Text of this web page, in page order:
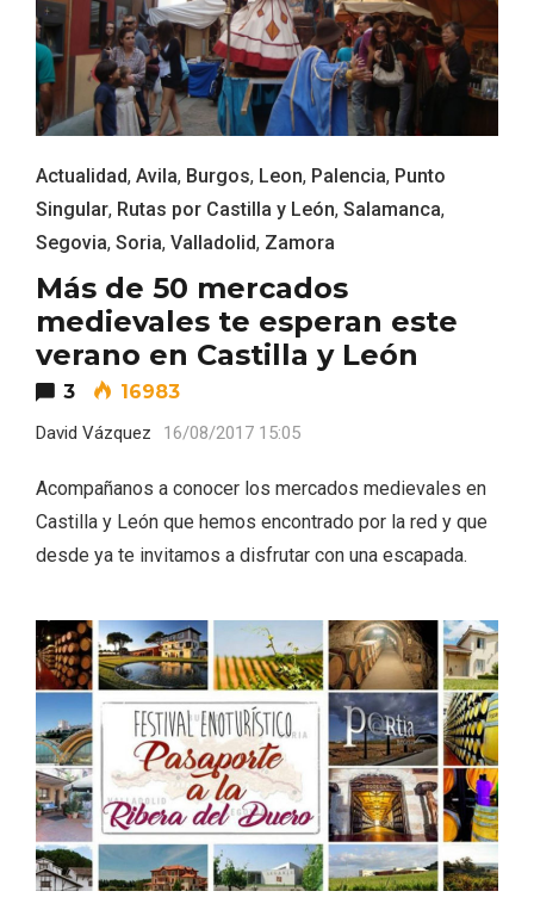
Actualidad, Avila, Burgos, Leon, Palencia, Punto
Singular, Rutas por Castilla y León, Salamanca,
Segovia, Soria, Valladolid, Zamora
Más de 50 mercados
medievales te esperan este
verano en Castilla y León
3 16983
David Vázquez 16/08/2017 15:05
Acompañanos a conocer los mercados medievales en
Castilla y León que hemos encontrado por la red y que
desde ya te invitamos a disfrutar con una escapada.
El Cronicón de Oña sale a la calle
Conciertos gratuitos del coro Wetherby
Preparatory School en Ávila y Salamanca